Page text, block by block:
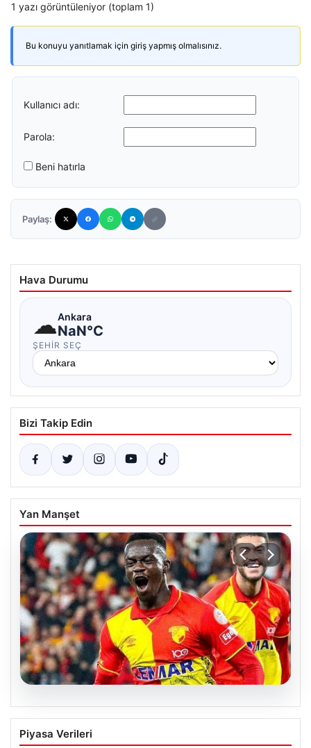
1 yazı görüntüleniyor (toplam 1)
Bu konuyu yanıtlamak için giriş yapmış olmalısınız.
Kullanıcı adı:
Parola:
Beni hatırla
Paylaş:
Hava Durumu
☁Ankara
NaN°C
ŞEHIR SEÇ
Bizi Takip Edin
Yan Manşet
07.08.2026
Göztepe para basacak! Yine dev satış
geliyor
Piyasa Verileri